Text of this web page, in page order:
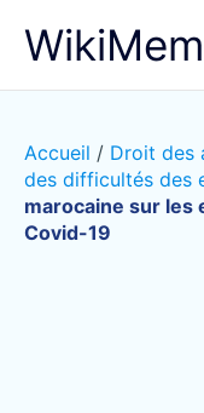
Accueil / Droit des
des difficultés des
marocaine sur les
Covid-19